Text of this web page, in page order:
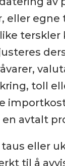
eller egne
toll
avtalt
eller
til å